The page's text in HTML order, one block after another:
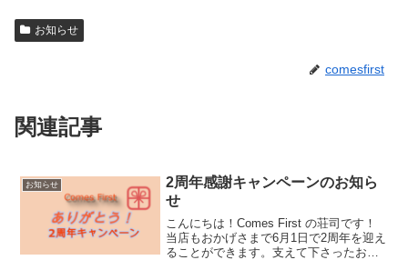
お知らせ
comesfirst
関連記事
お知らせ
2周年感謝キャンペーンのお知ら
せ
こんにちは！Comes First の荘司です！
当店もおかげさまで6月1日で2周年を迎え
ることができます。支えて下さったお客